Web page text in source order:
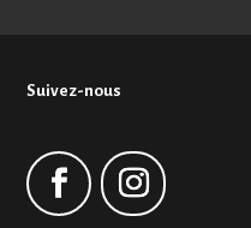
Suivez-nous